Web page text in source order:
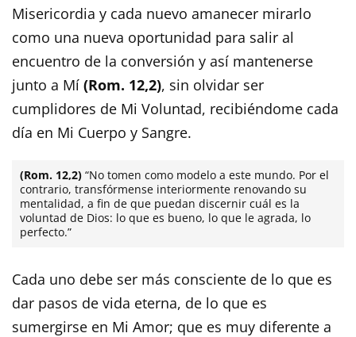
Misericordia y cada nuevo amanecer mirarlo
como una nueva oportunidad para salir al
encuentro de la conversión y así mantenerse
junto a Mí (Rom. 12,2), sin olvidar ser
cumplidores de Mi Voluntad, recibiéndome cada
día en Mi Cuerpo y Sangre.
(Rom. 12,2) “No tomen como modelo a este mundo. Por el
contrario, transfórmense interiormente renovando su
mentalidad, a fin de que puedan discernir cuál es la
voluntad de Dios: lo que es bueno, lo que le agrada, lo
perfecto.”
Cada uno debe ser más consciente de lo que es
dar pasos de vida eterna, de lo que es
sumergirse en Mi Amor; que es muy diferente a